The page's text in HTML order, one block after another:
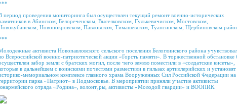
период проведения мониторинга был осуществлен текущий ремонт военно-исторических
в Абинском, Белореченском, Выселковском, Гулькевичиском, Мостовском,
Новопокровском, Павловском, Тимашевском, Туапсинском, Щербиновском
активиста Новопавловского сельского поселения Белоглинского района
Всероссийской военно-патриотической акции «Горсть памяти». В торжественной обстановке
забор земли с братских могил, после чего землю поместили в «солдатские кисеты»,
в дальнейшем с воинскими почестями разместили в гильзах артиллерийских и установят
мемориальном комплексе главного храма Вооруженных Сил Российской Федерации на
парка «Патриот» в Подмосковье. В мероприятии приняли участие активисты
отряда «Родина», волонт¸ры, активисты «Молодой гвардии» и ВООПИК.